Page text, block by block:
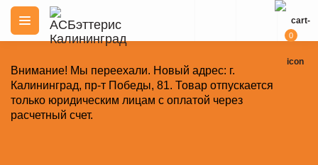
Внимание! Мы переехали. Новый адрес: г.
Калининград, пр-т Победы, 81. Товар отпускается
только юридическим лицам с оплатой через
расчетный счет.
0